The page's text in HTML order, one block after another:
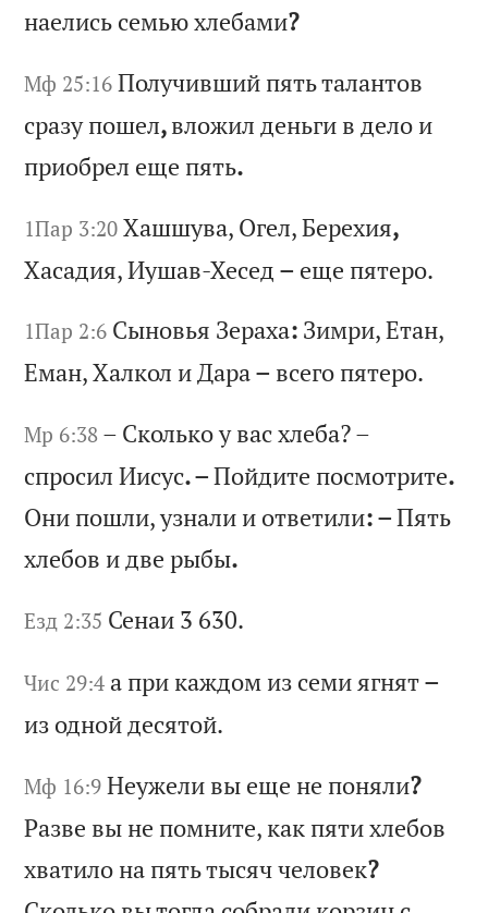
наелись семьюхлебами?
Мф 25:16 Получивший пятьталантов
сразупошел,вложил деньги в дело и
приобрел еще пять.
1Пар 3:20 Хашшува, Огел,Берехия,
Хасадия,Иушав-Хесед – еще пятеро.
1Пар 2:6 Сыновья Зераха: Зимри,Етан,
Еман,Халкол иДара– всего пятеро.
Мр 6:38 – Сколькоувасхлеба?–
спросил Иисус. –Пойдите посмотрите.
Они пошли,узнали и ответили: –Пять
хлебов идверыбы.
Езд 2:35 Сенаи 3 630.
Чис 29:4 а при каждом из семиягнят–
из однойдесятой.
Мф 16:9 Неужели вы еще не поняли?
Разве вы не помните, как пятихлебов
хватило на пятьтысяччеловек?